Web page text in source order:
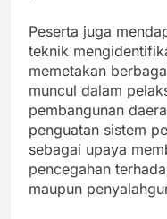
Peserta juga
teknik
memetakan
muncul dalam
pembangunan
penguatan sistem
sebagai upaya
pencegahan
maupun